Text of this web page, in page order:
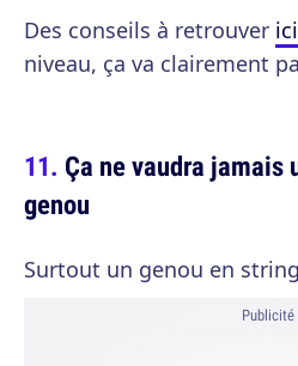
Des conseils à retrouver ici
niveau, ça va clairement
Ça ne vaudra jamais
genou
Surtout un genou en
Publicité